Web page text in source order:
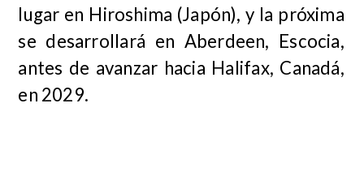
lugar en Hiroshima (Japón), y la próxima
se desarrollará en Aberdeen, Escocia,
antes de avanzar hacia Halifax, Canadá,
en 2029.